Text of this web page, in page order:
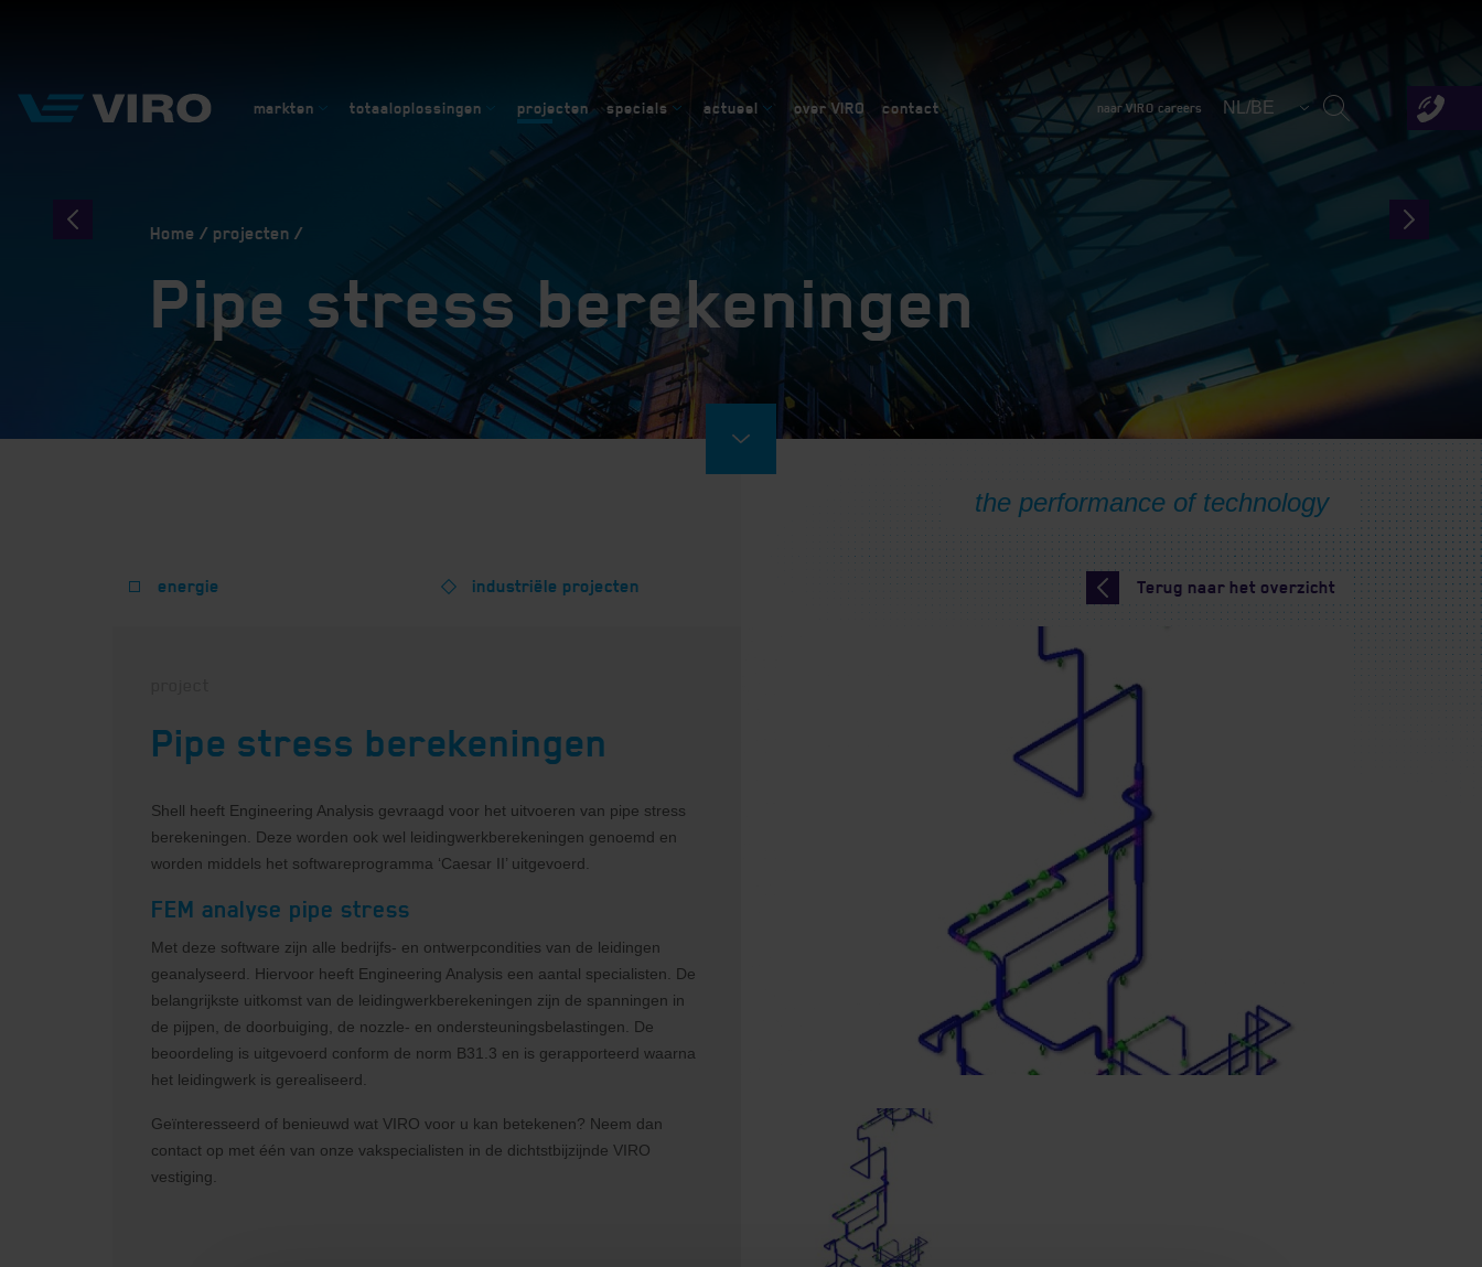
markten totaaloplossingen projecten specials actueel over VIRO contact naar VIRO careers NL/BE
Home projecten
Pipe stress berekeningen
energie industriële projecten Terug naar het overzicht
Pipe stress berekeningen
Shell heeft Engineering Analysis gevraagd voor het uitvoeren van pipe stress
berekeningen. Deze worden ook wel leidingwerkberekeningen genoemd en
worden middels het softwareprogramma ‘Caesar II’ uitgevoerd.
FEM analyse pipe stress
Met deze software zijn alle bedrijfs- en ontwerpcondities van de leidingen
geanalyseerd. Hiervoor heeft Engineering Analysis een aantal specialisten. De
belangrijkste uitkomst van de leidingwerkberekeningen zijn de spanningen in
de pijpen, de doorbuiging, de nozzle- en ondersteuningsbelastingen. De
beoordeling is uitgevoerd conform de norm B31.3 en is gerapporteerd waarna
het leidingwerk is gerealiseerd.
Geïnteresseerd of benieuwd wat VIRO voor u kan betekenen? Neem dan
contact op met één van onze vakspecialisten in de dichtstbijzijnde VIRO
vestiging.